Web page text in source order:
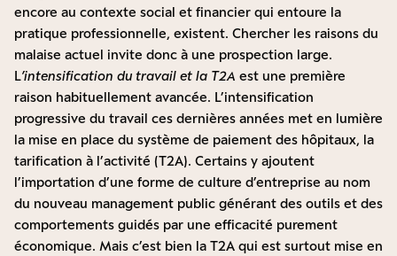
encore au contexte social et financier qui entoure la
pratique professionnelle, existent. Chercher les raisons du
malaise actuel invite donc à une prospection large.
L’intensification du travail et la T2A est une première
raison habituellement avancée. L’intensification
progressive du travail ces dernières années met en lumière
la mise en place du système de paiement des hôpitaux, la
tarification à l’activité (T2A). Certains y ajoutent
l’importation d’une forme de culture d’entreprise au nom
du nouveau management public générant des outils et des
comportements guidés par une efficacité purement
économique. Mais c’est bien la T2A qui est surtout mise en